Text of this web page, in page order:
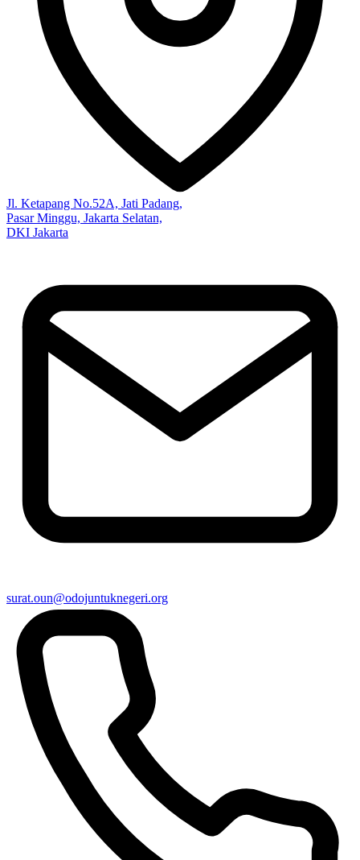
Jl. Ketapang No.52A, Jati Padang,
Pasar Minggu, Jakarta Selatan,
DKI Jakarta
surat.oun@odojuntuknegeri.org